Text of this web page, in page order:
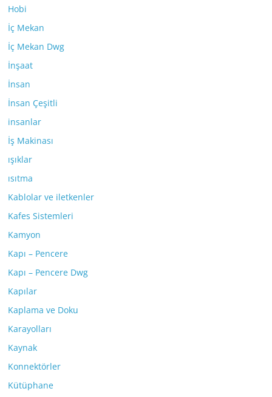
Hobi
İç Mekan
İç Mekan Dwg
İnşaat
İnsan
İnsan Çeşitli
insanlar
İş Makinası
ışıklar
ısıtma
Kablolar ve iletkenler
Kafes Sistemleri
Kamyon
Kapı – Pencere
Kapı – Pencere Dwg
Kapılar
Kaplama ve Doku
Karayolları
Kaynak
Konnektörler
Kütüphane